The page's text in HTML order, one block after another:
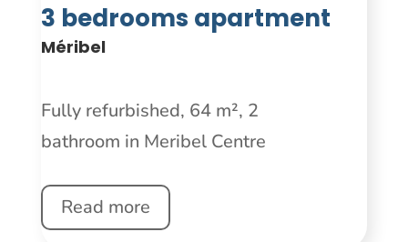
3 bedrooms apartment
Méribel
Fully refurbished, 64 m², 2
bathroom in Meribel Centre
Read more